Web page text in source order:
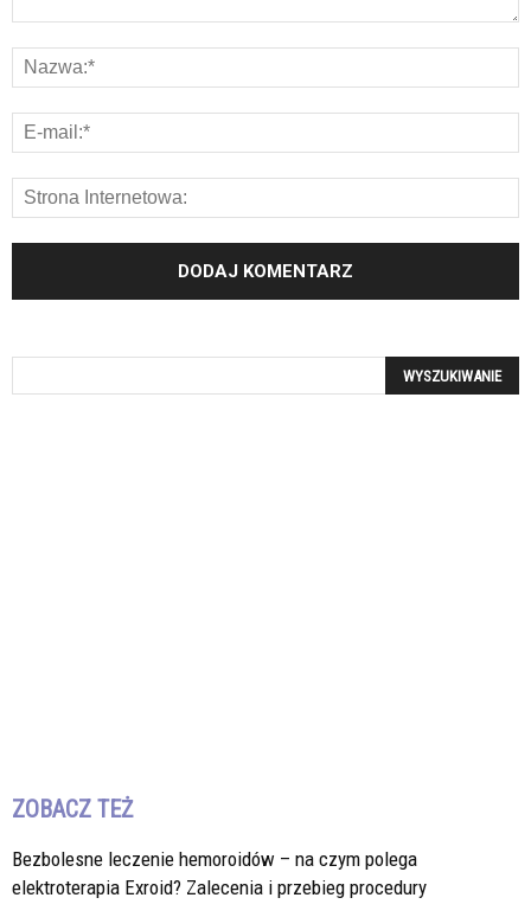
ZOBACZ TEŻ
Bezbolesne leczenie hemoroidów – na czym polega
elektroterapia Exroid? Zalecenia i przebieg procedury